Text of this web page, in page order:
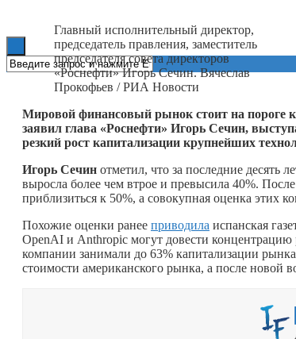
Главный исполнительный директор,
председатель правления, заместитель
председателя совета директоров
«Роснефти» Игорь Сечин. Вячеслав
Прокофьев / РИА Новости
Мировой финансовый рынок стоит на пороге
заявил глава «Роснефти» Игорь Сечин,
резкий рост капитализации крупнейших
Игорь Сечин отметил, что за последние десять
выросла более чем втрое и превысила 40%.
приблизиться к 50%, а совокупная оценка этих
Похожие оценки ранее приводила испанская
OpenAI и Anthropic могут довести
компании занимали до 63% капитализации
стоимости американского рынка, а после новой